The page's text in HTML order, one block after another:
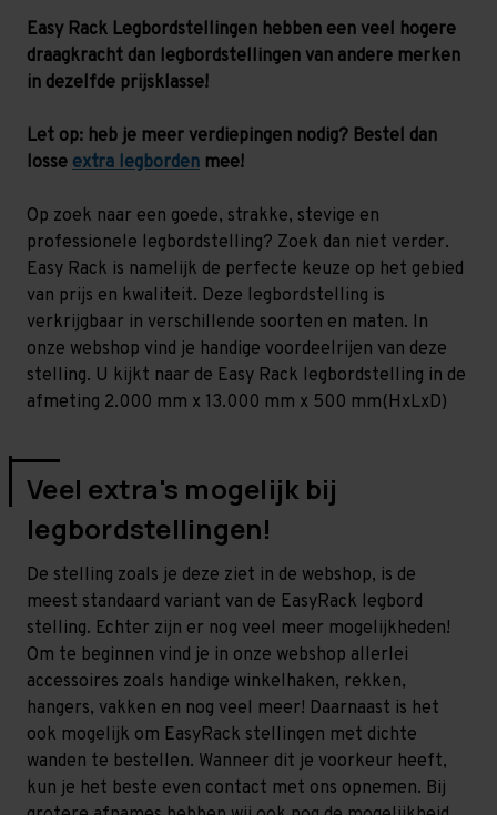
legbordniveaus
-
200
kg
legbordniveaus
-
200
kg
Easy Rack Legbordstellingen hebben een veel hogere
draagkracht dan legbordstellingen van andere merken
in dezelfde prijsklasse!
Let op: heb je meer verdiepingen nodig? Bestel dan
losse extra legborden mee!
Op zoek naar een goede, strakke, stevige en
professionele legbordstelling? Zoek dan niet verder.
Easy Rack is namelijk de perfecte keuze op het gebied
van prijs en kwaliteit. Deze legbordstelling is
verkrijgbaar in verschillende soorten en maten. In
onze webshop vind je handige voordeelrijen van deze
stelling. U kijkt naar de Easy Rack legbordstelling in de
afmeting 2.000 mm x 13.000 mm x 500 mm(HxLxD)
Veel extra's mogelijk bij
legbordstellingen!
De stelling zoals je deze ziet in de webshop, is de
meest standaard variant van de EasyRack legbord
stelling. Echter zijn er nog veel meer mogelijkheden!
Om te beginnen vind je in onze webshop allerlei
accessoires zoals handige winkelhaken, rekken,
hangers, vakken en nog veel meer! Daarnaast is het
ook mogelijk om EasyRack stellingen met dichte
wanden te bestellen. Wanneer dit je voorkeur heeft,
kun je het beste even contact met ons opnemen. Bij